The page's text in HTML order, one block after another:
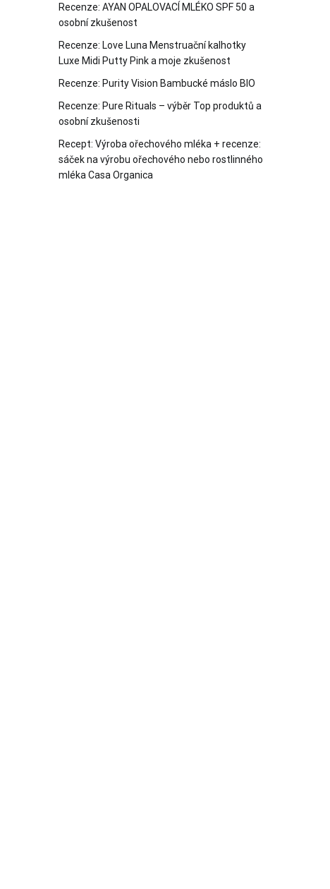
Recenze: AYAN OPALOVACÍ MLÉKO SPF 50 a
osobní zkušenost
Recenze: Love Luna Menstruační kalhotky
Luxe Midi Putty Pink a moje zkušenost
Recenze: Purity Vision Bambucké máslo BIO
Recenze: Pure Rituals – výběr Top produktů a
osobní zkušenosti
Recept: Výroba ořechového mléka + recenze:
sáček na výrobu ořechového nebo rostlinného
mléka Casa Organica